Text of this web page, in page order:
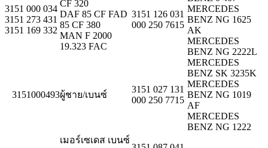
3151 000 034
3151 273 431
3151 169 332
CF 320
DAF 85 CF FAD
85 CF 380
MAN F 2000
19.323 FAC
3151 126 031
000 250 7615
MERCEDES
BENZ NG 1625
AK
MERCEDES
BENZ NG 2222L
3151000493ผู้ชาย/เบนซ์
3151 027 131
000 250 7715
MERCEDES
BENZ SK 3235K
MERCEDES
BENZ NG 1019
AF
MERCEDES
BENZ NG 1222
เมอร์เซเดส เบนซ์